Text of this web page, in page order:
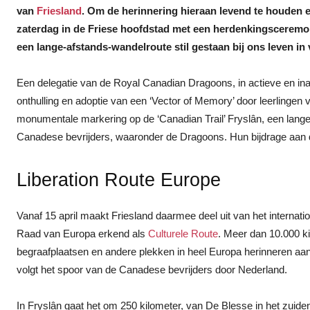
van Friesland. Om de herinnering hieraan levend te houden
zaterdag in de Friese hoofdstad met een
een lange-afstands-wandelroute stil gestaan bij ons leven in
Een delegatie van de Royal Canadian Dragoons, in actieve en
onthulling en adoptie van een ‘Vector of Memory’ door
monumentale markering op de ‘Canadian Trail’ Fryslân, een
Canadese bevrijders, waaronder de Dragoons. Hun bijdrage
Liberation Route Europe
Vanaf 15 april maakt Friesland daarmee deel uit van het
Raad van Europa erkend als Culturele Route. Meer dan 10.000
begraafplaatsen en andere plekken in heel Europa herinneren
volgt het spoor van de Canadese bevrijders door Nederland.
In Fryslân gaat het om 250 kilometer, van De Blesse in het